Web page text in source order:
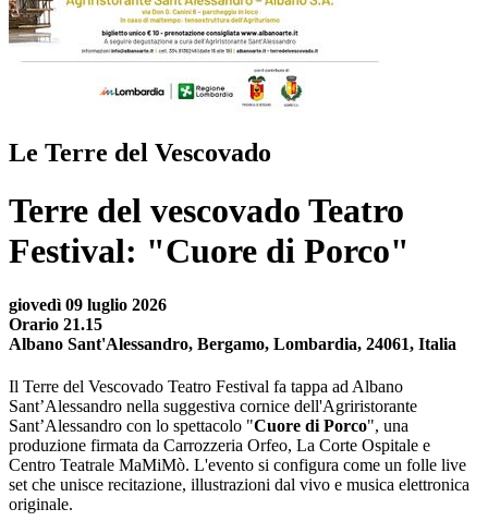
Le Terre del Vescovado
Terre del vescovado Teatro
Festival: "Cuore di Porco"
giovedì 09 luglio 2026
Orario 21.15
Albano Sant'Alessandro, Bergamo, Lombardia, 24061, Italia
Il Terre del Vescovado Teatro Festival fa tappa ad Albano
Sant’Alessandro nella suggestiva cornice dell'Agriristorante
Sant’Alessandro con lo spettacolo "Cuore di Porco", una
produzione firmata da Carrozzeria Orfeo, La Corte Ospitale e
Centro Teatrale MaMiMò. L'evento si configura come un folle live
set che unisce recitazione, illustrazioni dal vivo e musica elettronica
originale.